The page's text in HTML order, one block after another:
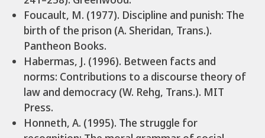
Foucault, M. (1977). Discipline and punish: The
birth of the prison (A. Sheridan, Trans.).
Pantheon Books.
Habermas, J. (1996). Between facts and
norms: Contributions to a discourse theory of
law and democracy (W. Rehg, Trans.). MIT
Press.
Honneth, A. (1995). The struggle for